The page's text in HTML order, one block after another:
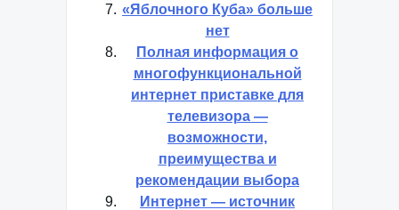
«Яблочного Куба» больше
нет
Полная информация о
многофункциональной
интернет приставке для
телевизора —
возможности,
преимущества и
рекомендации выбора
Интернет — источник